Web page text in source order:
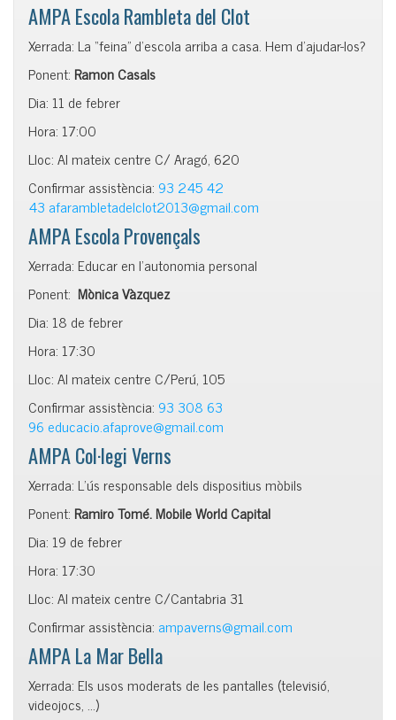
AMPA Escola Rambleta del Clot
Xerrada: La “feina” d’escola arriba a casa. Hem d’ajudar-los?
Ponent: Ramon Casals
Dia: 11 de febrer
Hora: 17:00
Lloc: Al mateix centre C/ Aragó, 620
Confirmar assistència: 93 245 42
43 afarambletadelclot2013@gmail.com
AMPA Escola Provençals
Xerrada: Educar en l’autonomia personal
Ponent: Mònica Vàzquez
Dia: 18 de febrer
Hora: 17:30
Lloc: Al mateix centre C/Perú, 105
Confirmar assistència: 93 308 63
96 educacio.afaprove@gmail.com
AMPA Col·legi Verns
Xerrada: L’ús responsable dels dispositius mòbils
Ponent: Ramiro Tomé. Mobile World Capital
Dia: 19 de febrer
Hora: 17:30
Lloc: Al mateix centre C/Cantabria 31
Confirmar assistència: ampaverns@gmail.com
AMPA La Mar Bella
Xerrada: Els usos moderats de les pantalles (televisió,
videojocs, …)